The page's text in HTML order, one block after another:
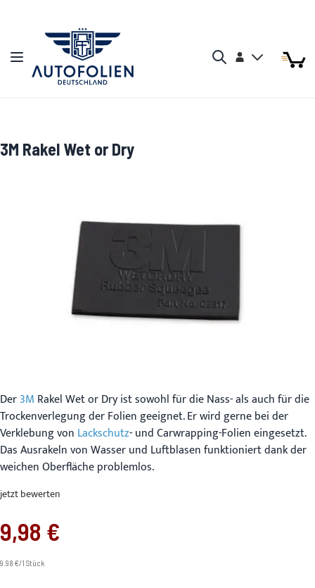
Navigation umschalten Konto Mein
Der3M Rakel Wet or Dry ist sowohl für die Nass- als auch für die
Trockenverlegung der Folien geeignet. Er wird gerne bei der
Verklebung von Lackschutz- und Carwrapping-Folien eingesetzt.
Das Ausrakeln von Wasser und Luftblasen funktioniert dank der
weichen Oberfläche problemlos.
3M Rakel Wet or Dry
jetzt bewerten
9,98 €
9.98 €/1 Stück